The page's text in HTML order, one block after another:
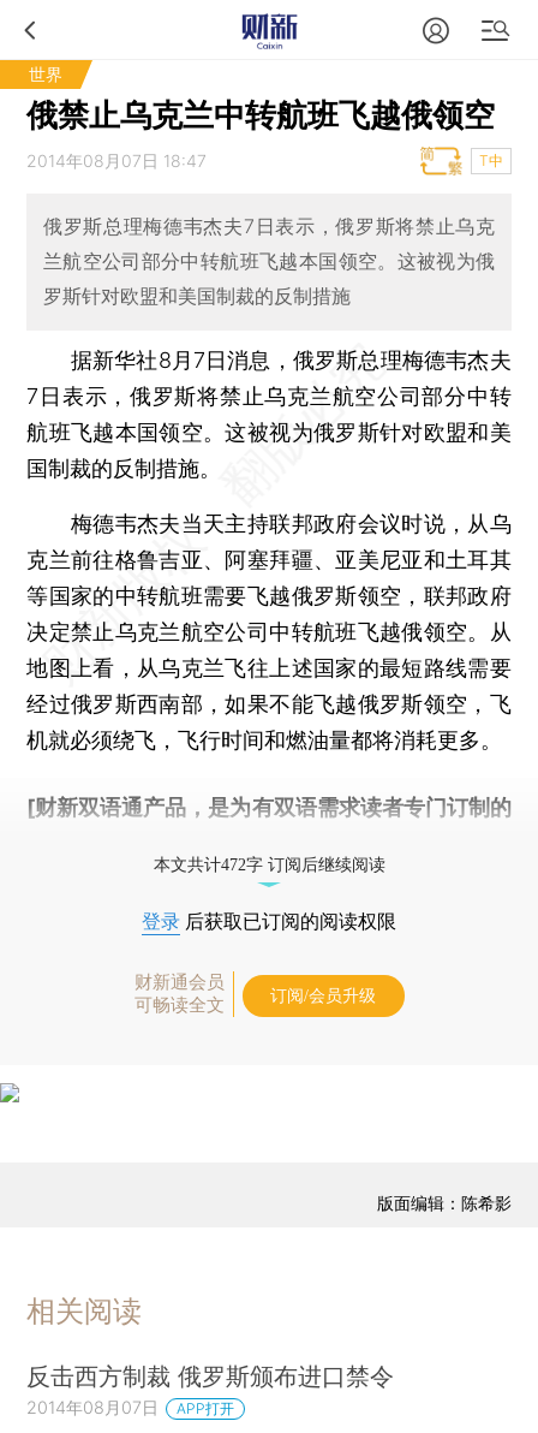
世界
俄禁止乌克兰中转航班飞越俄领空
2014年08月07日 18:47 T中
俄罗斯总理梅德韦杰夫7日表示，俄罗斯将禁止乌克
兰航空公司部分中转航班飞越本国领空。这被视为俄
罗斯针对欧盟和美国制裁的反制措施
据新华社8月7日消息，俄罗斯总理梅德韦杰夫
7日表示，俄罗斯将禁止乌克兰航空公司部分中转
航班飞越本国领空。这被视为俄罗斯针对欧盟和美
国制裁的反制措施。
梅德韦杰夫当天主持联邦政府会议时说，从乌
克兰前往格鲁吉亚、阿塞拜疆、亚美尼亚和土耳其
等国家的中转航班需要飞越俄罗斯领空，联邦政府
决定禁止乌克兰航空公司中转航班飞越俄领空。从
地图上看，从乌克兰飞往上述国家的最短路线需要
经过俄罗斯西南部，如果不能飞越俄罗斯领空，飞
机就必须绕飞，飞行时间和燃油量都将消耗更多。
[财新双语通产品，是为有双语需求读者专门订制的
本文共计472字 订阅后继续阅读
登录 后获取已订阅的阅读权限
财新通会员
可畅读全文
订阅/会员升级
版面编辑：陈希影
相关阅读
反击西方制裁 俄罗斯颁布进口禁令
2014年08月07日 APP打开